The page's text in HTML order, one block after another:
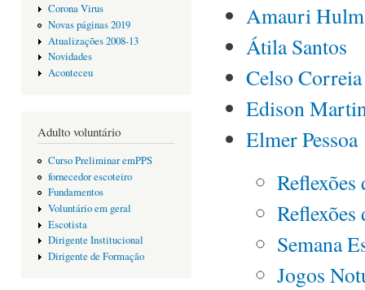
Corona Virus
Novas páginas 2019
Atualizações 2008-13
Novidades
Aconteceu
Adulto voluntário
Curso Preliminar emPPS
fornecedor escoteiro
Fundamentos
Voluntário em geral
Escotista
Dirigente Institucional
Dirigente de Formação
Amauri
Átila Santos
Celso
Edison
Elmer Pessoa
Semana
Jogos